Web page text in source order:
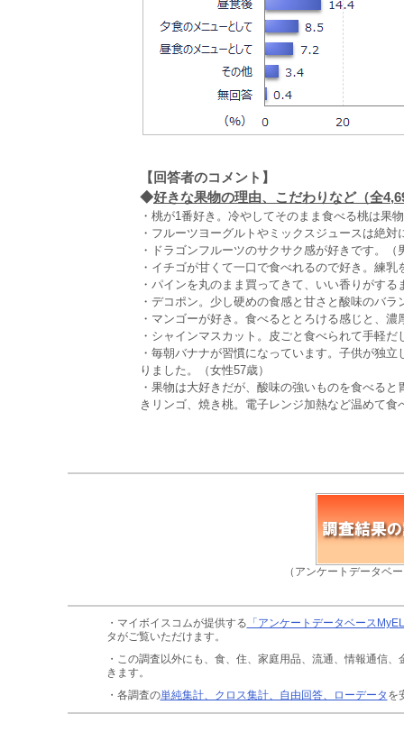
【回答者のコメント】
◆好きな果物の理由、こだわりなど（全
・桃が1番好き。冷やしてそのまま食べる桃は果
・フルーツヨーグルトやミックスジュースは絶
・ドラゴンフルーツのサクサク感が好きです。（
・イチゴが甘くて一口で食べれるので好き。練
・パインを丸のまま買ってきて、いい香りがす
・デコポン。少し硬めの食感と甘さと酸味のバ
・マンゴーが好き。食べるととろける感じと、
・シャインマスカット。皮ごと食べられて手軽
・毎朝バナナが習慣になっています。子供が独
りました。（女性57歳）
・果物は大好きだが、酸味の強いものを食べる
きリンゴ、焼き桃。電子レンジ加熱など温めて
（アンケートデータベ
・マイボイスコムが提供する 「アンケートデータベース
タがご覧いただけます。
・この調査以外にも、食、住、家庭用品、流通、情報通信、
きます。
・各調査の単純集計、クロス集計、自由回答、ローデータ を